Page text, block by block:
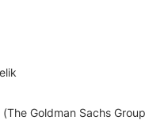
(The Goldman Sachs Group